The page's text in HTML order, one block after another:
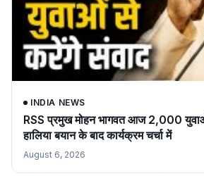
INDIA NEWS
RSS प्रमुख मोहन भागवत आज 2,000
हालिया बयान के बाद कार्यक्रम चर्चा में
August 6, 2026